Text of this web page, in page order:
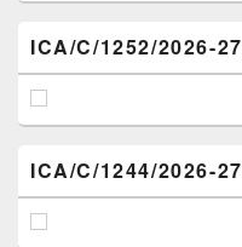
ICA/C/1252/2026-27
ICA/C/1244/2026-27